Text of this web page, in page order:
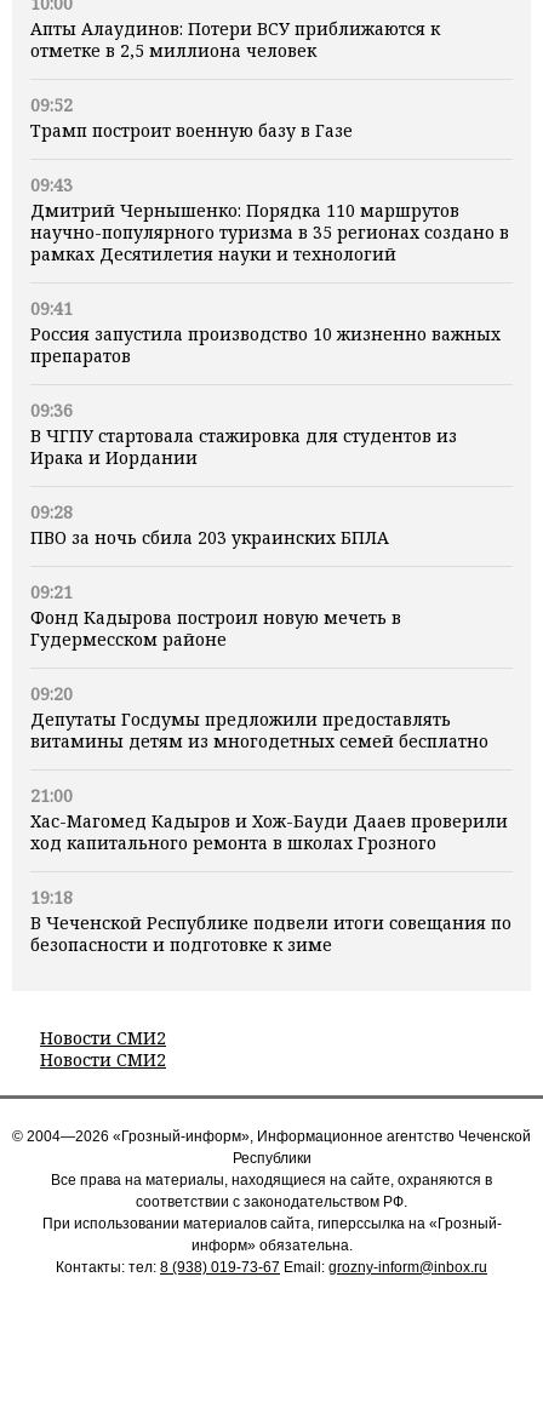
Апты Алаудинов: Потери ВСУ приближаются к
отметке в 2,5 миллиона человек
09:52
Трамп построит военную базу в Газе
09:43
Дмитрий Чернышенко: Порядка 110 маршрутов
научно-популярного туризма в 35 регионах создано в
рамках Десятилетия науки и технологий
09:41
Россия запустила производство 10 жизненно важных
препаратов
09:36
В ЧГПУ стартовала стажировка для студентов из
Ирака и Иордании
09:28
ПВО за ночь сбила 203 украинских БПЛА
09:21
Фонд Кадырова построил новую мечеть в
Гудермесском районе
09:20
Депутаты Госдумы предложили предоставлять
витамины детям из многодетных семей бесплатно
21:00
Хас-Магомед Кадыров и Хож-Бауди Дааев проверили
ход капитального ремонта в школах Грозного
19:18
В Чеченской Республике подвели итоги совещания по
безопасности и подготовке к зиме
Новости СМИ2
Новости СМИ2
© 2004—2026 «Грозный-информ», Информационное агентство Чеченской
Республики
Все права на материалы, находящиеся на сайте, охраняются в
соответствии с законодательством РФ.
При использовании материалов сайта, гиперссылка на «Грозный-
информ» обязательна.
Контакты: тел: 8 (938) 019-73-67 Email: grozny-inform@inbox.ru